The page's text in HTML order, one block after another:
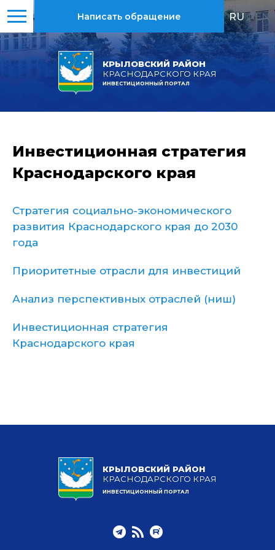
КРЫЛОВСКИЙ РАЙОН
КРАСНОДАРСКОГО КРАЯ
ИНВЕСТИЦИОННЫЙ ПОРТАЛ
Написать обращение RU | EN
Инвестиционная стратегия
Краснодарского края
Стратегия социально-экономического
развития Краснодарского края до 2030
года
Приоритетные отрасли для инвестиций
Анализ перспективных отраслей (ниш)
Инвестиционная стратегия
Краснодарского края
КРЫЛОВСКИЙ РАЙОН
КРАСНОДАРСКОГО КРАЯ
ИНВЕСТИЦИОННЫЙ ПОРТАЛ